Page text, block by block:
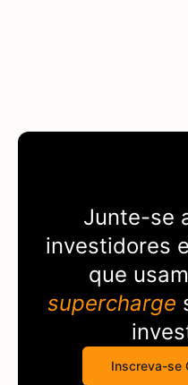
Junte-se
investidores
que
supercharge
Inscreva-se